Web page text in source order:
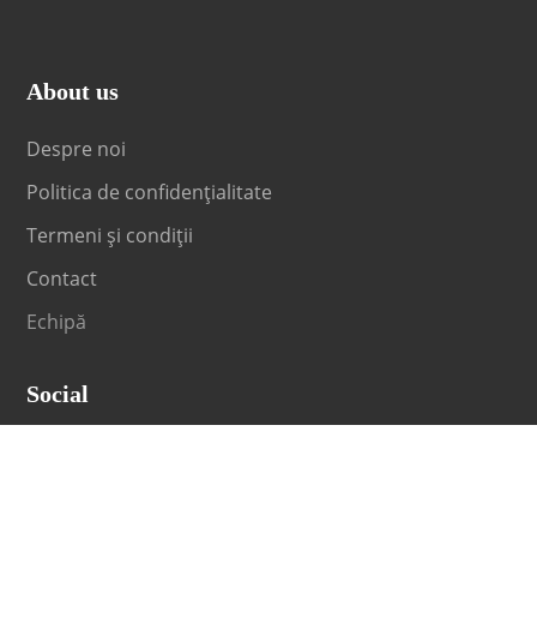
About us
Despre noi
Politica de confidențialitate
Termeni și condiții
Contact
Echipă
Social